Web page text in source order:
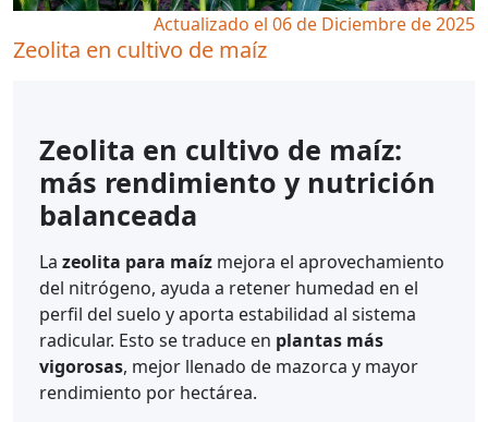
Actualizado el 06 de Diciembre de 2025
Zeolita en cultivo de maíz
Zeolita en cultivo de maíz:
más rendimiento y nutrición
balanceada
La zeolita para maíz mejora el aprovechamiento
del nitrógeno, ayuda a retener humedad en el
perfil del suelo y aporta estabilidad al sistema
radicular. Esto se traduce en plantas más
vigorosas, mejor llenado de mazorca y mayor
rendimiento por hectárea.